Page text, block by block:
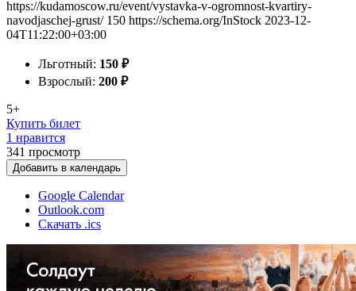
https://kudamoscow.ru/event/vystavka-v-ogromnost-kvartiry-
navodjaschej-grust/ 150 https://schema.org/InStock 2023-12-
04T11:22:00+03:00
Льготный: 150 ₽
Взрослый: 200 ₽
5+
Купить билет
1 нравится
341 просмотр
Добавить в календарь
Google Calendar
Outlook.com
Скачать .ics